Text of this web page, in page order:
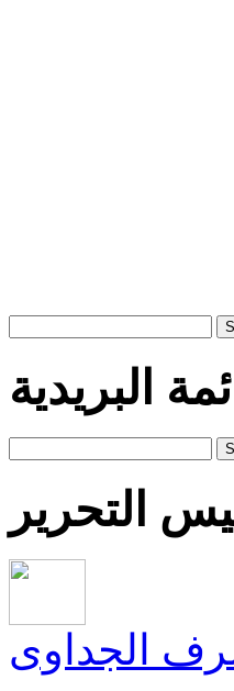
البريدية
التحرير
الجداوى